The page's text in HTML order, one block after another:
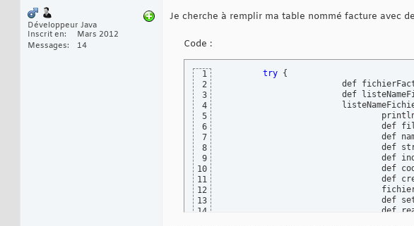
Développeur Java
Inscrit en
Mars 2012
Messages
14
Je cherche à remplir ma table nommé facture avec
Code :
1
2
3
4
5
6
7
8
9
10
11
12
13
14
try {
def
def
def
def
def